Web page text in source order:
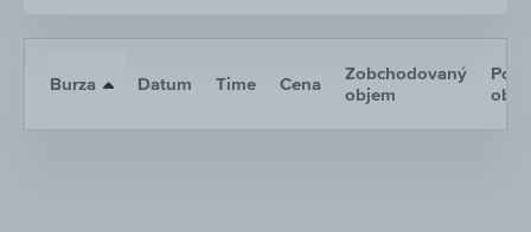
Burza Datum Time Cena
Zobchodovaný
objem